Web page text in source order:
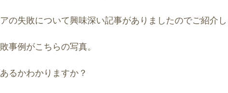
の失敗について興味深い記事がありましたのでご紹介
事例がこちらの写真。
るかわかりますか？